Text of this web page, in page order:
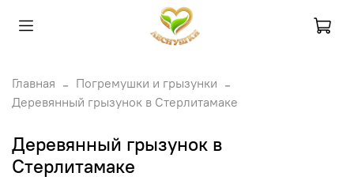
Главная
Погремушки и грызунки
Деревянный грызунок в Стерлитамаке
Деревянный грызунок в
Стерлитамаке